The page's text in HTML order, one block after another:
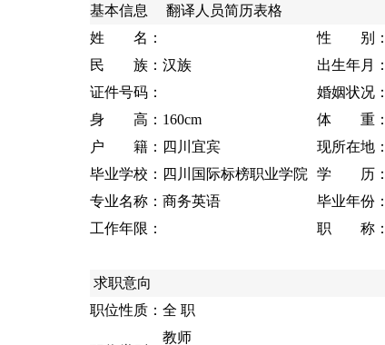
基本信息 翻译人员简历表格
姓 名：
性 别：
民 族： 汉族 出生年月：
证件号码：
婚姻状况：
身 高： 160cm 体 重：
户 籍： 四川宜宾 现所在地：
毕业学校： 四川国际标榜职业学院 学 历：
专业名称： 商务英语 毕业年份：
工作年限：
职 称：
求职意向
职位性质： 全 职
教师